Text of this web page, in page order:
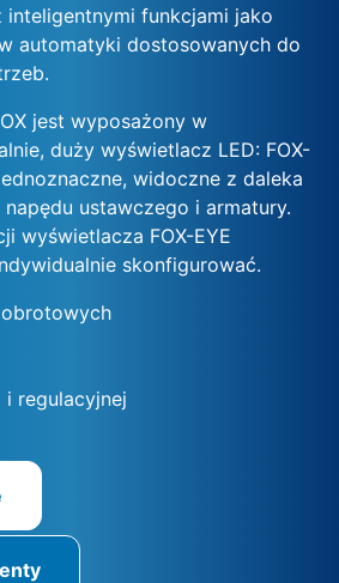
inteligentnymi funkcjami jako
automatyki dostosowanych do
jest wyposażony w
duży wyświetlacz LED: FOX-
widoczne z daleka
ustawczego i armatury.
wyświetlacza FOX-EYE
skonfigurować.
regulacyjnej